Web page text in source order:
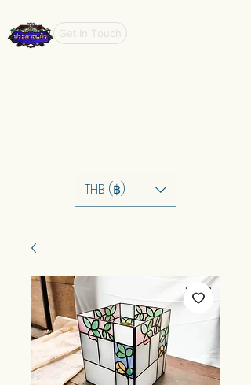
Get In Touch
THB (฿)